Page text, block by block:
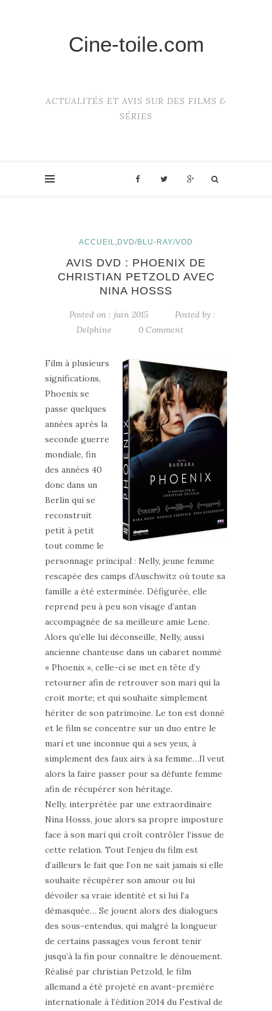
Cine-toile.com
ACTUALITÉS ET AVIS SUR DES FILMS &
SÉRIES
ACCUEIL, DVD/BLU-RAY/VOD
AVIS DVD : PHOENIX DE
CHRISTIAN PETZOLD AVEC
NINA HOSSS
Posted on : juin 2015
Posted by :
Delphine
0 Comment
Film à plusieurs
significations,
Phoenix se
passe quelques
années après la
seconde guerre
mondiale, fin
des années 40
donc dans un
Berlin qui se
reconstruit
petit à petit
tout comme le
personnage principal : Nelly, jeune femme
rescapée des camps d’Auschwitz où toute sa
famille a été exterminée. Défigurée, elle
reprend peu à peu son visage d’antan
accompagnée de sa meilleure amie Lene.
Alors qu’elle lui déconseille, Nelly, aussi
ancienne chanteuse dans un cabaret nommé
« Phoenix », celle-ci se met en tête d’y
retourner afin de retrouver son mari qui la
croit morte; et qui souhaite simplement
hériter de son patrimoine. Le ton est donné
et le film se concentre sur un duo entre le
mari et une inconnue qui a ses yeux, à
simplement des faux airs à sa femme…Il veut
alors la faire passer pour sa défunte femme
afin de récupérer son héritage.
Nelly, interprétée par une extraordinaire
Nina Hosss, joue alors sa propre imposture
face à son mari qui croît contrôler l’issue de
cette relation. Tout l’enjeu du film est
d’ailleurs le fait que l’on ne sait jamais si elle
souhaite récupérer son amour ou lui
dévoiler sa vraie identité et si lui l’a
démasquée… Se jouent alors des dialogues
des sous-entendus, qui malgré la longueur
de certains passages vous feront tenir
jusqu’à la fin pour connaître le dénouement.
Réalisé par christian Petzold, le film
allemand a été projeté en avant-première
internationale à l’édition 2014 du Festival de